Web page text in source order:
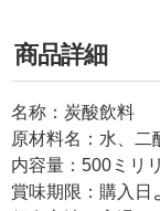
商品詳細
名称：炭酸飲料
原材料名：水、二
内容量：500ミリ
賞味期限：購入日